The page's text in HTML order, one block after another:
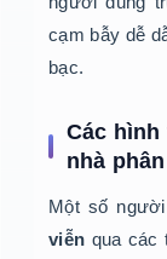
cạm bẫy dễ
bạc.
Các
nhà
Một số
viễn qua các